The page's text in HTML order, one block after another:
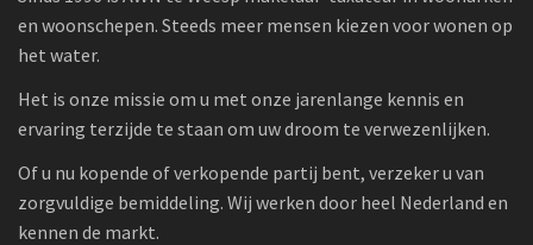
en woonschepen. Steeds meer mensen kiezen voor wonen op
het water.
Het is onze missie om u met onze jarenlange kennis en
ervaring terzijde te staan om uw droom te verwezenlijken.
Of u nu kopende of verkopende partij bent, verzeker u van
zorgvuldige bemiddeling. Wij werken door heel Nederland en
kennen de markt.